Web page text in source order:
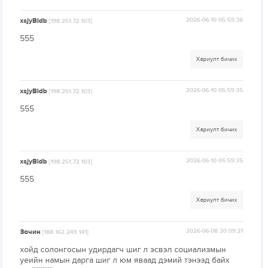
xsjyBldb[198.251.72.103] 2026-06-10 05:59:36
555
Хариулт бичих
xsjyBldb[198.251.72.103] 2026-06-10 05:59:35
555
Хариулт бичих
xsjyBldb[198.251.72.103] 2026-06-10 05:59:35
555
Хариулт бичих
Зочин[188.162.249.141] 2026-06-08 20:09:21
хойд солонгосын удирдагч шиг л эсвэл социализмын
уеийн намын дарга шиг л юм яваад дэмий тэнээд байх